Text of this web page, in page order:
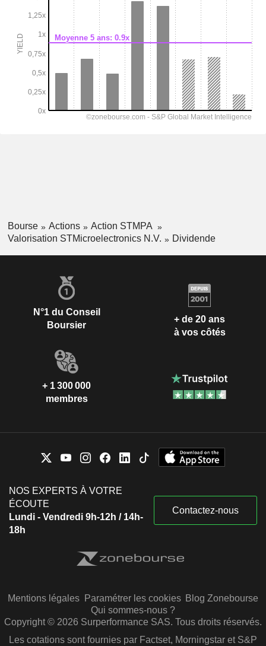
Bourse Actions
Action STMPA
Valorisation STMicroelectronics N.V.
Dividende
N°1 du Conseil
Boursier
+ de 20 ans
à vos côtés
+ 1 300 000
membres
NOS EXPERTS À VOTRE
ÉCOUTE
Lundi - Vendredi 9h-12h / 14h-
18h
Contactez-nous
Mentions légales Paramétrer les cookies Blog Zonebourse
Qui sommes-nous ?
Copyright © 2026 Surperformance SAS. Tous droits réservés.
Les cotations sont fournies par Factset, Morningstar et S&P